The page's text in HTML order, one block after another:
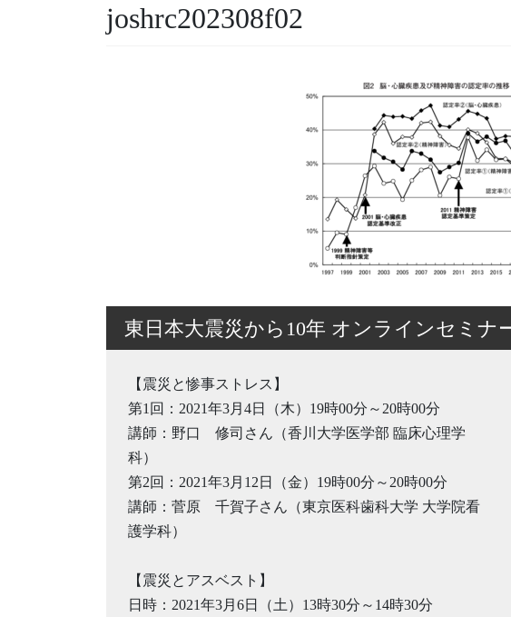
joshrc202308f02
東日本大震災から10年 オンラインセミナ
【震災と惨事ストレス】
第1回：2021年3月4日（木）19時00分～20時00分
講師：野口 修司さん（香川大学医学部 臨床心理学
科）
第2回：2021年3月12日（金）19時00分～20時00分
講師：菅原 千賀子さん（東京医科歯科大学 大学院看
護学科）
【震災とアスベスト】
日時：2021年3月6日（土）13時30分～14時30分